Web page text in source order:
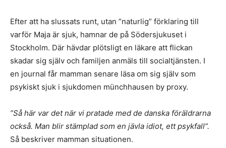
Efter att ha slussats runt, utan ”naturlig” förklaring till
varför Maja är sjuk, hamnar de på Södersjukuset i
Stockholm. Där hävdar plötsligt en läkare att flickan
skadar sig själv och familjen anmäls till socialtjänsten. I
en journal får mamman senare läsa om sig själv som
psykiskt sjuk i sjukdomen münchhausen by proxy.
”Så här var det när vi pratade med de danska föräldrarna
också. Man blir stämplad som en jävla idiot, ett psykfall”.
Så beskriver mamman situationen.